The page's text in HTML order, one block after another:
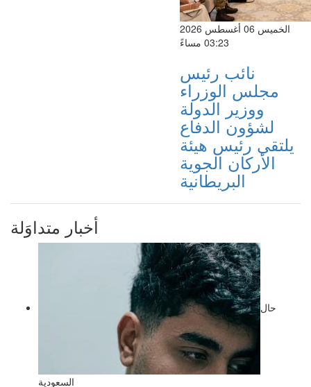
الخميس 06 أغسطس 2026
03:23 مساءً
نائب رئيس
مجلس الوزراء
ووزير الدولة
لشؤون الدفاع
يلتقي رئيس هيئة
الأركان الجوية
البريطانية
أخبار متداوَلة
حال
السعودية